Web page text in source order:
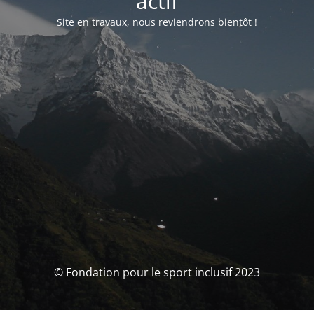
Site en travaux, nous reviendrons bientôt !
© Fondation pour le sport inclusif 2023